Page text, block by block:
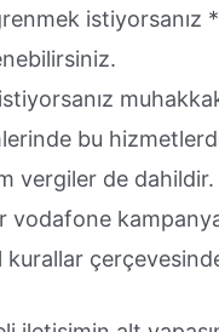
istiyorsanız
bu
vergiler de dahildir.
vodafone